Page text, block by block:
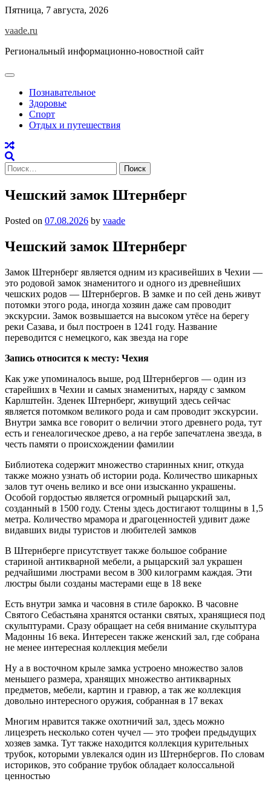
Skip
content
Пятница, 7 августа, 2026
vaade.ru
Региональный информационно-новостной сайт
Познавательное
Здоровье
Спорт
Отдых и путешествия
Найти:
Чешский замок Штернберг
Posted on 07.08.2026 by vaade
Чешский замок Штернберг
Замок Штернберг является одним из красивейших в Чехии —
это родовой замок знаменитого и одного из древнейших
чешских родов — Штернбергов. В замке и по сей день живут
потомки этого рода, иногда хозяин даже сам проводит
экскурсии. Замок возвышается на высоком утёсе на берегу
реки Сазава, и был построен в 1241 году. Название
переводится с немецкого, как звезда на горе
Запись относится к месту: Чехия
Как уже упоминалось выше, род Штернбергов — один из
старейших в Чехии и самых знаменитых, наряду с замком
Карлштейн. Зденек Штернберг, живущий здесь сейчас
является потомком великого рода и сам проводит экскурсии.
Внутри замка все говорит о величии этого древнего рода, тут
есть и генеалогическое древо, а на гербе запечатлена звезда, в
честь памяти о происхождении фамилии
Библиотека содержит множество старинных книг, откуда
также можно узнать об истории рода. Количество шикарных
залов тут очень велико и все они изысканно украшены.
Особой гордостью является огромный рыцарский зал,
созданный в 1500 году. Стены здесь достигают толщины в 1,5
метра. Количество мрамора и драгоценностей удивит даже
видавших виды туристов и любителей замков
В Штернберге присутствует также большое собрание
стариной антикварной мебели, а рыцарский зал украшен
редчайшими люстрами весом в 300 килограмм каждая. Эти
люстры были созданы мастерами еще в 18 веке
Есть внутри замка и часовня в стиле барокко. В часовне
Святого Себастьяна хранятся останки святых, хранящиеся под
скульптурами. Сразу обращает на себя внимание скульптура
Мадонны 16 века. Интересен также женский зал, где собрана
не менее интересная коллекция мебели
Ну а в восточном крыле замка устроено множество залов
меньшего размера, хранящих множество антикварных
предметов, мебели, картин и гравюр, а так же коллекция
довольно интересного оружия, собранная в 17 веках
Многим нравится также охотничий зал, здесь можно
лицезреть несколько сотен чучел — это трофеи предыдущих
хозяев замка. Тут также находится коллекция курительных
трубок, которыми увлекался один из Штернбергов. По словам
историков, это собрание трубок обладает колоссальной
ценностью